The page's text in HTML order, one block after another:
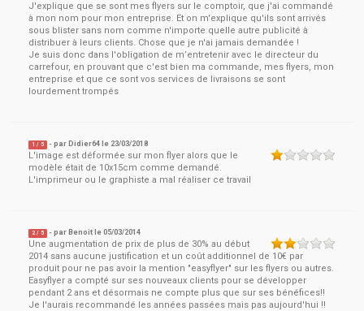
J'explique que se sont mes flyers sur le comptoir, que j'ai commandé
à mon nom pour mon entreprise. Et on m'explique qu'ils sont arrivés
sous blister sans nom comme n'importe quelle autre publicité à
distribuer à leurs clients. Chose que je n'ai jamais demandée !
Je suis donc dans l'obligation de m’entretenir avec le directeur du
carrefour, en prouvant que c'est bien ma commande, mes flyers, mon
entreprise et que ce sont vos services de livraisons se sont
lourdement trompés
1 / 5 - par Didier64 le 23/03/2018
L'image est déformée sur mon flyer alors que le
modèle était de 10x15cm comme demandé.
L'imprimeur ou le graphiste a mal réaliser ce travail
2 / 5 - par Benoit le05/03/2014
Une augmentation de prix de plus de 30% au début
2014 sans aucune justification et un coût additionnel de 10€ par
produit pour ne pas avoir la mention "easyflyer" sur les flyers ou autres.
Easyflyer a compté sur ses nouveaux clients pour se développer
pendant 2 ans et désormais ne compte plus que sur ses bénéfices!!
Je l'aurais recommandé les années passées mais pas aujourd'hui !!